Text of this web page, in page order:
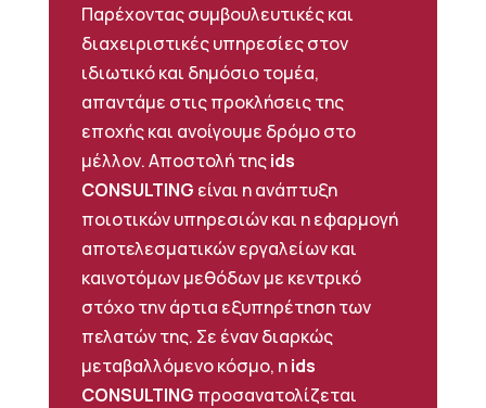
Παρέχοντας συμβουλευτικές και
διαχειριστικές υπηρεσίες στον
ιδιωτικό και δημόσιο τομέα,
απαντάμε στις προκλήσεις της
εποχής και ανοίγουμε δρόμο στο
μέλλον. Αποστολή τηςids
CONSULTING είναι η ανάπτυξη
ποιοτικών υπηρεσιών και η εφαρμογή
αποτελεσματικών εργαλείων και
καινοτόμων μεθόδων με κεντρικό
στόχο την άρτια εξυπηρέτηση των
πελατών της. Σε έναν διαρκώς
μεταβαλλόμενο κόσμο, ηids
CONSULTING προσανατολίζεται